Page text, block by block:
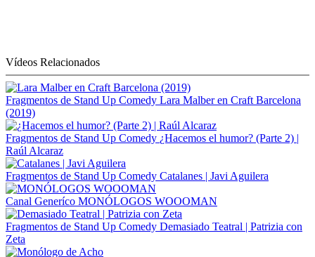
Vídeos Relacionados
Fragmentos de Stand Up Comedy Lara Malber en Craft Barcelona
(2019)
Fragmentos de Stand Up Comedy ¿Hacemos el humor? (Parte 2) |
Raúl Alcaraz
Fragmentos de Stand Up Comedy Catalanes | Javi Aguilera
Canal Generíco MONÓLOGOS WOOOMAN
Fragmentos de Stand Up Comedy Demasiado Teatral | Patrizia con
Zeta